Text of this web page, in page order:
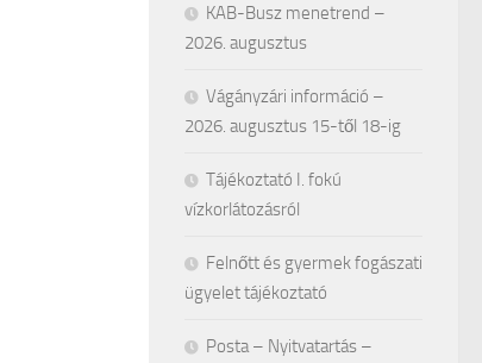
KAB-Busz menetrend –
2026. augusztus
Vágányzári információ –
2026. augusztus 15-től 18-ig
Tájékoztató I. fokú
vízkorlátozásról
Felnőtt és gyermek fogászati
ügyelet tájékoztató
Posta – Nyitvatartás –